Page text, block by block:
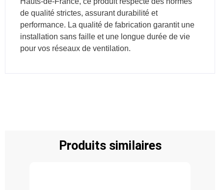
de qualité strictes, assurant durabilité et
performance. La qualité de fabrication garantit une
installation sans faille et une longue durée de vie
pour vos réseaux de ventilation.
Produits similaires